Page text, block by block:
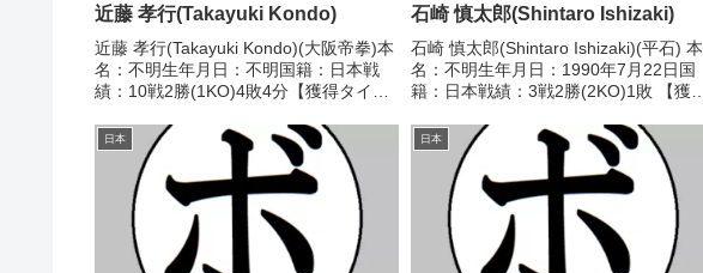
近藤 孝行(Takayuki Kondo)
近藤 孝行(Takayuki Kondo)(大阪帝拳)本
名：不明生年月日：不明国籍：日本戦
績：10戦2勝(1KO)4敗4分【獲得タイト
定 (採点不明) 中野 章(塚原)■1966年度
西日本フライ...
石崎 慎太郎(Shintaro Ishizaki)
石崎 慎太郎(Shintaro Ishizaki)(平石) 本
名：不明生年月日：1990年7月22日国
籍：日本戦績：3戦2勝(2KO)1敗 【獲得
○2RTKO 米光 勇(本田フィットネ
ス)201...
日本 日本